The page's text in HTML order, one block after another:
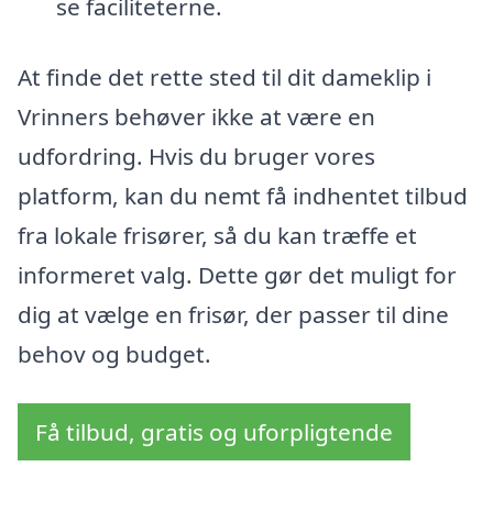
se faciliteterne.
At finde det rette sted til dit dameklip i
Vrinners behøver ikke at være en
udfordring. Hvis du bruger vores
platform, kan du nemt få indhentet tilbud
fra lokale frisører, så du kan træffe et
informeret valg. Dette gør det muligt for
dig at vælge en frisør, der passer til dine
behov og budget.
Få tilbud, gratis og uforpligtende